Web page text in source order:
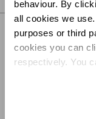
behaviour. By
all cookies we
purposes or third
cookies you can
respectively. You
EXPÉDITION ET